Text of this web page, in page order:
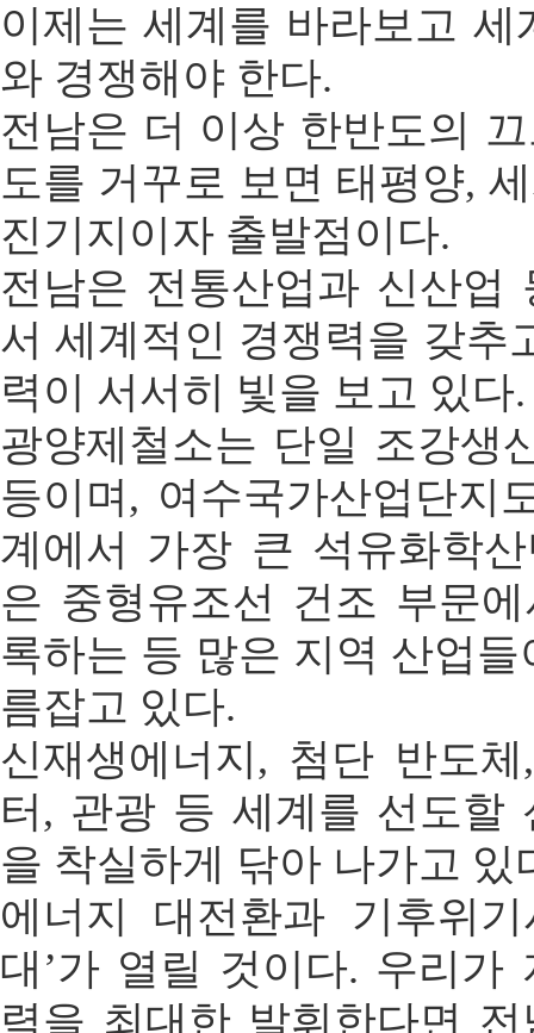
이제는 세계를 바라보고 세
와 경쟁해야 한다.
전남은 더 이상 한반도의
도를 거꾸로 보면 태평양,
진기지이자 출발점이다.
전남은 전통산업과 신산업
서 세계적인 경쟁력을 갖추
력이 서서히 빛을 보고 있다.
광양제철소는 단일 조강생
등이며, 여수국가산업단지
계에서 가장 큰 석유화학
은 중형유조선 건조 부문
록하는 등 많은 지역 산업
름잡고 있다.
신재생에너지, 첨단 반도
터, 관광 등 세계를 선도할
을 착실하게 닦아 나가고 있
에너지 대전환과 기후위
대’가 열릴 것이다. 우리가
력을 최대한 발휘한다면